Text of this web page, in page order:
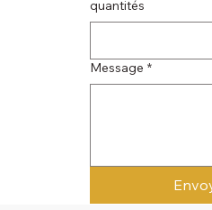
quantités
Message *